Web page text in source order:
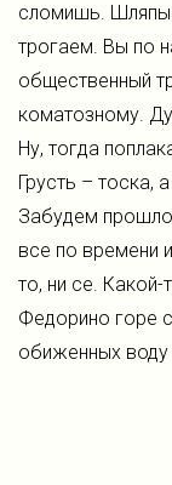
сломишь.
трогаем. Вы по
общественный
коматозному.
Ну, тогда
Грусть – тоска,
Забудем
все по времени
то, ни се. Какой-
Федорино горе
обиженных воду